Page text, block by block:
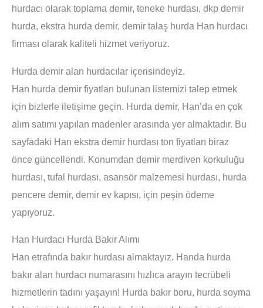
hurdacı olarak toplama demir, teneke hurdası, dkp demir
hurda, ekstra hurda demir, demir talaş hurda Han hurdacı
firması olarak kaliteli hizmet veriyoruz.
Hurda demir alan hurdacılar içerisindeyiz.
Han hurda demir fiyatları bulunan listemizi talep etmek
için bizlerle iletişime geçin. Hurda demir, Han’da en çok
alım satımı yapılan madenler arasında yer almaktadır. Bu
sayfadaki Han ekstra demir hurdası ton fiyatları biraz
önce güncellendi. Konumdan demir merdiven korkuluğu
hurdası, tufal hurdası, asansör malzemesi hurdası, hurda
pencere demir, demir ev kapısı, için peşin ödeme
yapıyoruz.
Han Hurdacı Hurda Bakır Alımı
Han etrafında bakır hurdası almaktayız. Handa hurda
bakır alan hurdacı numarasını hızlıca arayın tecrübeli
hizmetlerin tadını yaşayın! Hurda bakır boru, hurda soyma